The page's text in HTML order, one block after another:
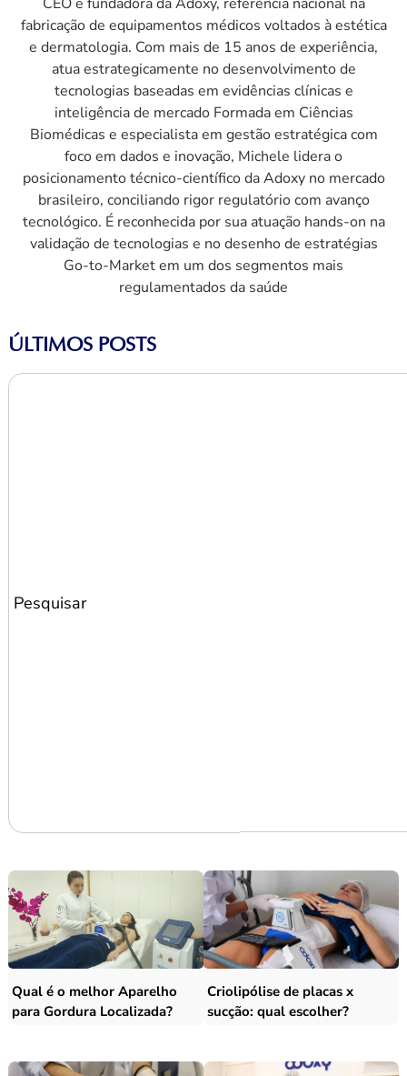
fabricação de equipamentos médicos voltados à estética
e dermatologia. Com mais de 15 anos de experiência,
atua estrategicamente no desenvolvimento de
tecnologias baseadas em evidências clínicas e
inteligência de mercado Formada em Ciências
Biomédicas e especialista em gestão estratégica com
foco em dados e inovação, Michele lidera o
posicionamento técnico-científico da Adoxy no mercado
brasileiro, conciliando rigor regulatório com avanço
tecnológico. É reconhecida por sua atuação hands-on na
validação de tecnologias e no desenho de estratégias
Go-to-Market em um dos segmentos mais
regulamentados da saúde
ÚLTIMOS POSTS
Qual é o melhor Aparelho
para Gordura Localizada?
Criolipólise de placas x
sucção: qual escolher?